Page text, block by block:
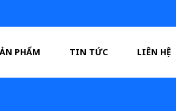
PHẨM TIN TỨC LIÊN HỆ